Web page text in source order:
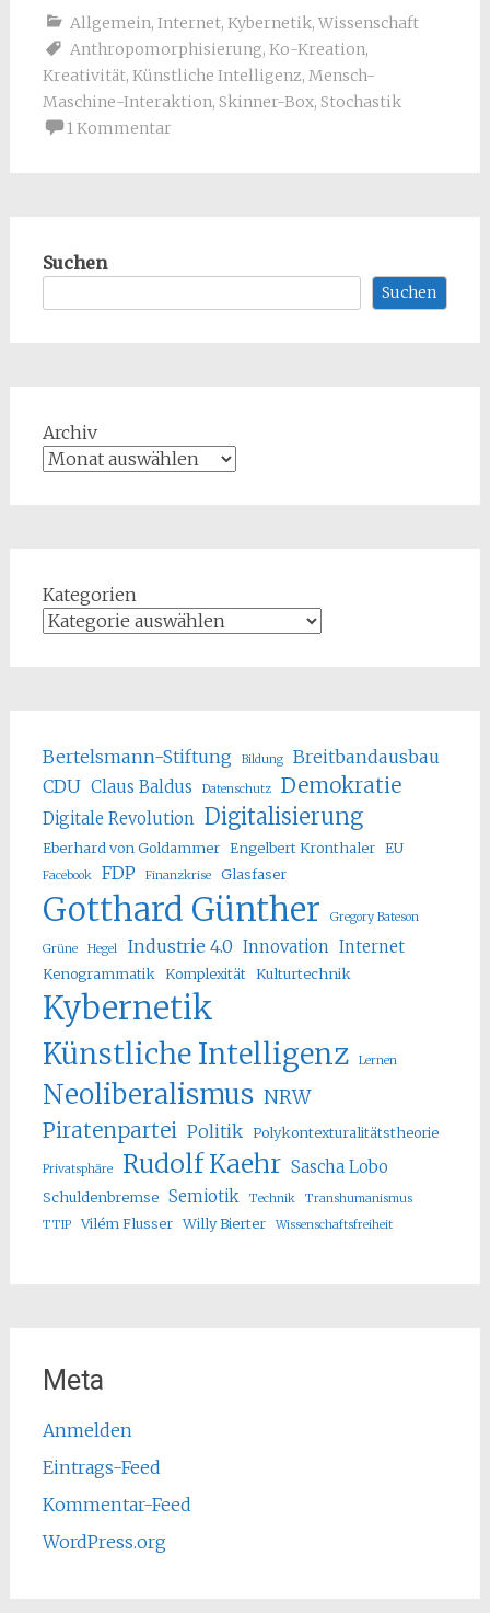
Allgemein, Internet, Kybernetik, Wissenschaft
Anthropomorphisierung, Ko-Kreation,
Kreativität, Künstliche Intelligenz, Mensch-
Maschine-Interaktion, Skinner-Box, Stochastik
1 Kommentar
Suchen
Suchen
Archiv
Kategorien
Bertelsmann-Stiftung Bildung
Breitbandausbau
CDU Claus Baldus Datenschutz Demokratie
Digitale Revolution Digitalisierung
Eberhard von Goldammer Engelbert Kronthaler EU
Facebook FDP Finanzkrise Glasfaser
Gotthard Günther Gregory Bateson
Grüne Hegel Industrie 4.0 Innovation Internet
Kenogrammatik Komplexität Kulturtechnik
Kybernetik
Künstliche Intelligenz Lernen
Neoliberalismus NRW
Piratenpartei Politik Polykontexturalitätstheorie
Privatsphäre Rudolf Kaehr Sascha Lobo
Schuldenbremse Semiotik Technik
Transhumanismus
TTIP
Vilém Flusser Willy Bierter Wissenschaftsfreiheit
Meta
Anmelden
Eintrags-Feed
Kommentar-Feed
WordPress.org